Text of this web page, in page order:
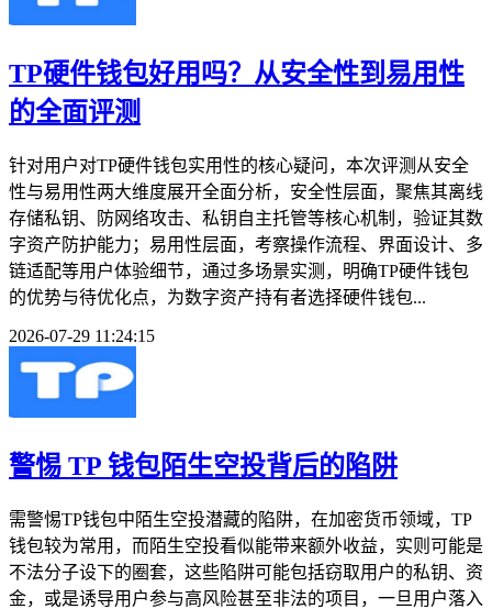
TP硬件钱包好用吗？从安全性到易用性
的全面评测
针对用户对TP硬件钱包实用性的核心疑问，本次评测从安全
性与易用性两大维度展开全面分析，安全性层面，聚焦其离线
存储私钥、防网络攻击、私钥自主托管等核心机制，验证其数
字资产防护能力；易用性层面，考察操作流程、界面设计、多
链适配等用户体验细节，通过多场景实测，明确TP硬件钱包
的优势与待优化点，为数字资产持有者选择硬件钱包...
2026-07-29 11:24:15
警惕 TP 钱包陌生空投背后的陷阱
需警惕TP钱包中陌生空投潜藏的陷阱，在加密货币领域，TP
钱包较为常用，而陌生空投看似能带来额外收益，实则可能是
不法分子设下的圈套，这些陷阱可能包括窃取用户的私钥、资
金，或是诱导用户参与高风险甚至非法的项目，一旦用户落入